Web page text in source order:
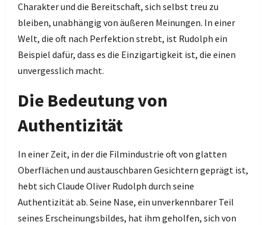
Charakter und die Bereitschaft, sich selbst treu zu
bleiben, unabhängig von äußeren Meinungen. In einer
Welt, die oft nach Perfektion strebt, ist Rudolph ein
Beispiel dafür, dass es die Einzigartigkeit ist, die einen
unvergesslich macht.
Die Bedeutung von
Authentizität
In einer Zeit, in der die Filmindustrie oft von glatten
Oberflächen und austauschbaren Gesichtern geprägt ist,
hebt sich Claude Oliver Rudolph durch seine
Authentizität ab. Seine Nase, ein unverkennbarer Teil
seines Erscheinungsbildes, hat ihm geholfen, sich von